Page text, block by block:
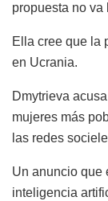
propuesta no va
Ella cree que la
en Ucrania.
Dmytrieva
mujeres más
las redes
Un anuncio que
inteligencia